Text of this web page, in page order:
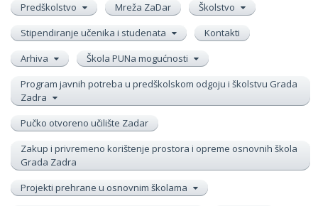
Predškolstvo
Mreža ZaDar
Školstvo
Stipendiranje učenika i studenata
Kontakti
Arhiva
Škola PUNa mogućnosti
Program javnih potreba u predškolskom odgoju i školstvu Grada
Zadra
Pučko otvoreno učilište Zadar
Zakup i privremeno korištenje prostora i opreme osnovnih škola
Grada Zadra
Projekti prehrane u osnovnim školama